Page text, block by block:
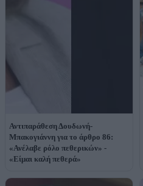
Αντιπαράθεση Δουδωνή-
Μπακογιάννη για το άρθρο 86:
«Ανέλαβε ρόλο πεθερικών» -
«Είμαι καλή πεθερά»